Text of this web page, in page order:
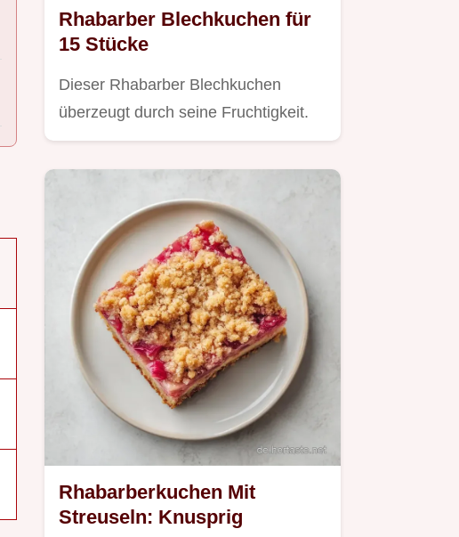
Rhabarber Blechkuchen für
15 Stücke
Dieser Rhabarber Blechkuchen
überzeugt durch seine Fruchtigkeit.
Rhabarberkuchen Mit
Streuseln: Knusprig